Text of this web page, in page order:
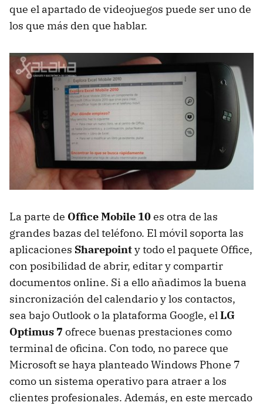
que el apartado de videojuegos puede ser uno de
los que más den que hablar.
La parte de Office Mobile 10es otra de las
grandes bazas del teléfono. El móvil soporta las
aplicaciones Sharepointy todo el paquete Office,
con posibilidad de abrir, editar y compartir
documentos online. Si a ello añadimos la buena
sincronización del calendario y los contactos,
sea bajo Outlook o la plataforma Google, elLG
Optimus 7 ofrece buenas prestaciones como
terminal de oficina. Con todo, no parece que
Microsoft se haya planteado Windows Phone 7
como un sistema operativo para atraer a los
clientes profesionales. Además, en este mercado